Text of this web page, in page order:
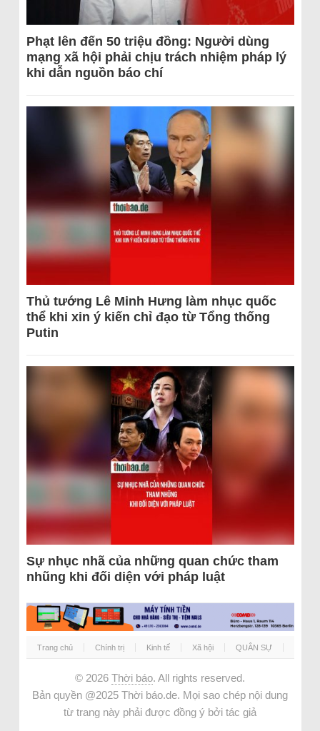
Phạt lên đến 50 triệu đồng: Người dùng
mạng xã hội phải chịu trách nhiệm pháp lý
khi dẫn nguồn báo chí
Thủ tướng Lê Minh Hưng làm nhục quốc
thể khi xin ý kiến chỉ đạo từ Tổng thống
Putin
Sự nhục nhã của những quan chức tham
nhũng khi đối diện với pháp luật
Trang chủ Chính trị Kinh tế Xã hội QUÂN SỰ
© 2026 Thời báo. All rights reserved.
Bản quyền @2025 Thời báo.de. Mọi sao chép nội dung
từ trang này phải được đồng ý bởi tác giả